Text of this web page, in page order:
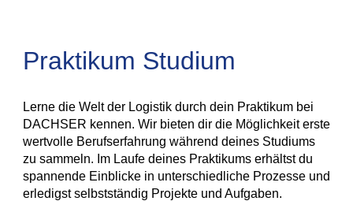
Praktikum Studium
Lerne die Welt der Logistik durch dein Praktikum bei
DACHSER kennen. Wir bieten dir die Möglichkeit erste
wertvolle Berufserfahrung während deines Studiums
zu sammeln. Im Laufe deines Praktikums erhältst du
spannende Einblicke in unterschiedliche Prozesse und
erledigst selbstständig Projekte und Aufgaben.